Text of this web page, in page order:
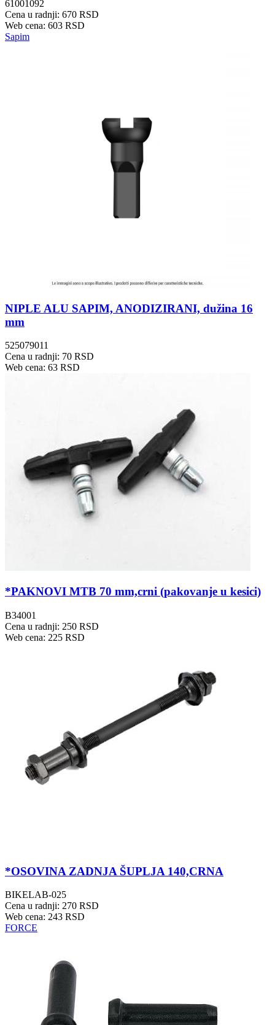
61001092
Cena u radnji: 670 RSD
Web cena: 603 RSD
Sapim
NIPLE ALU SAPIM, ANODIZIRANI, dužina 16
mm
525079011
Cena u radnji: 70 RSD
Web cena: 63 RSD
*PAKNOVI MTB 70 mm,crni (pakovanje u kesici)
B34001
Cena u radnji: 250 RSD
Web cena: 225 RSD
*OSOVINA ZADNJA ŠUPLJA 140,CRNA
BIKELAB-025
Cena u radnji: 270 RSD
Web cena: 243 RSD
FORCE